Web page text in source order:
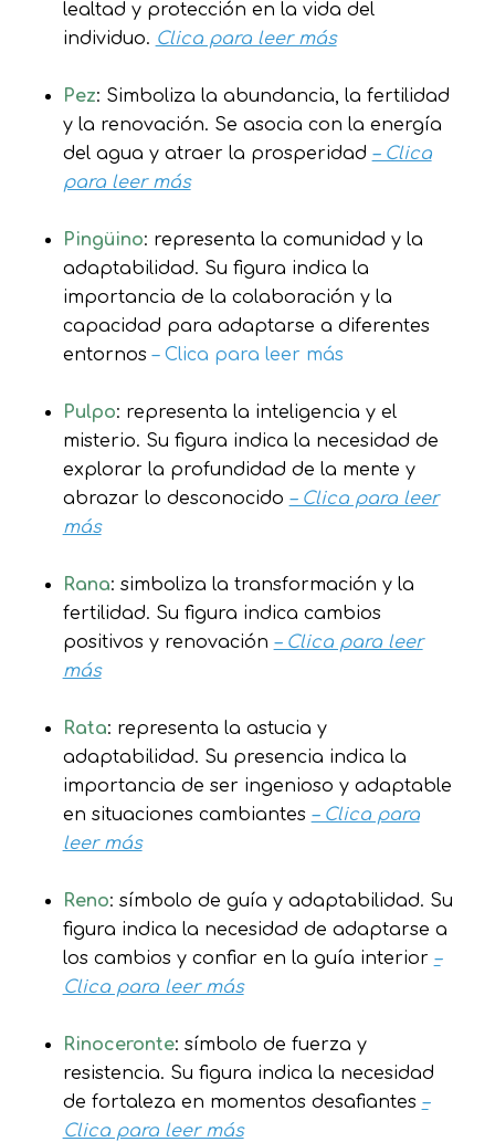
lealtad y protección en la vida del
individuo. Clica para leer más
Pez: Simboliza la abundancia, la fertilidad
y la renovación. Se asocia con la energía
del agua y atraer la prosperidad – Clica
para leer más
Pingüino: representa la comunidad y la
adaptabilidad. Su figura indica la
importancia de la colaboración y la
capacidad para adaptarse a diferentes
entornos– Clica para leer más
Pulpo: representa la inteligencia y el
misterio. Su figura indica la necesidad de
explorar la profundidad de la mente y
abrazar lo desconocido – Clica para leer
más
Rana: simboliza la transformación y la
fertilidad. Su figura indica cambios
positivos y renovación – Clica para leer
más
Rata: representa la astucia y
adaptabilidad. Su presencia indica la
importancia de ser ingenioso y adaptable
en situaciones cambiantes – Clica para
leer más
Reno: símbolo de guía y adaptabilidad. Su
figura indica la necesidad de adaptarse a
los cambios y confiar en la guía interior –
Clica para leer más
Rinoceronte: símbolo de fuerza y
resistencia. Su figura indica la necesidad
de fortaleza en momentos desafiantes –
Clica para leer más